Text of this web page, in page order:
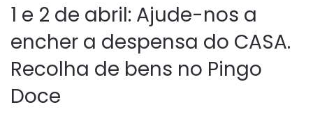
1 e 2 de abril: Ajude-nos a
encher a despensa do CASA.
Recolha de bens no Pingo
Doce